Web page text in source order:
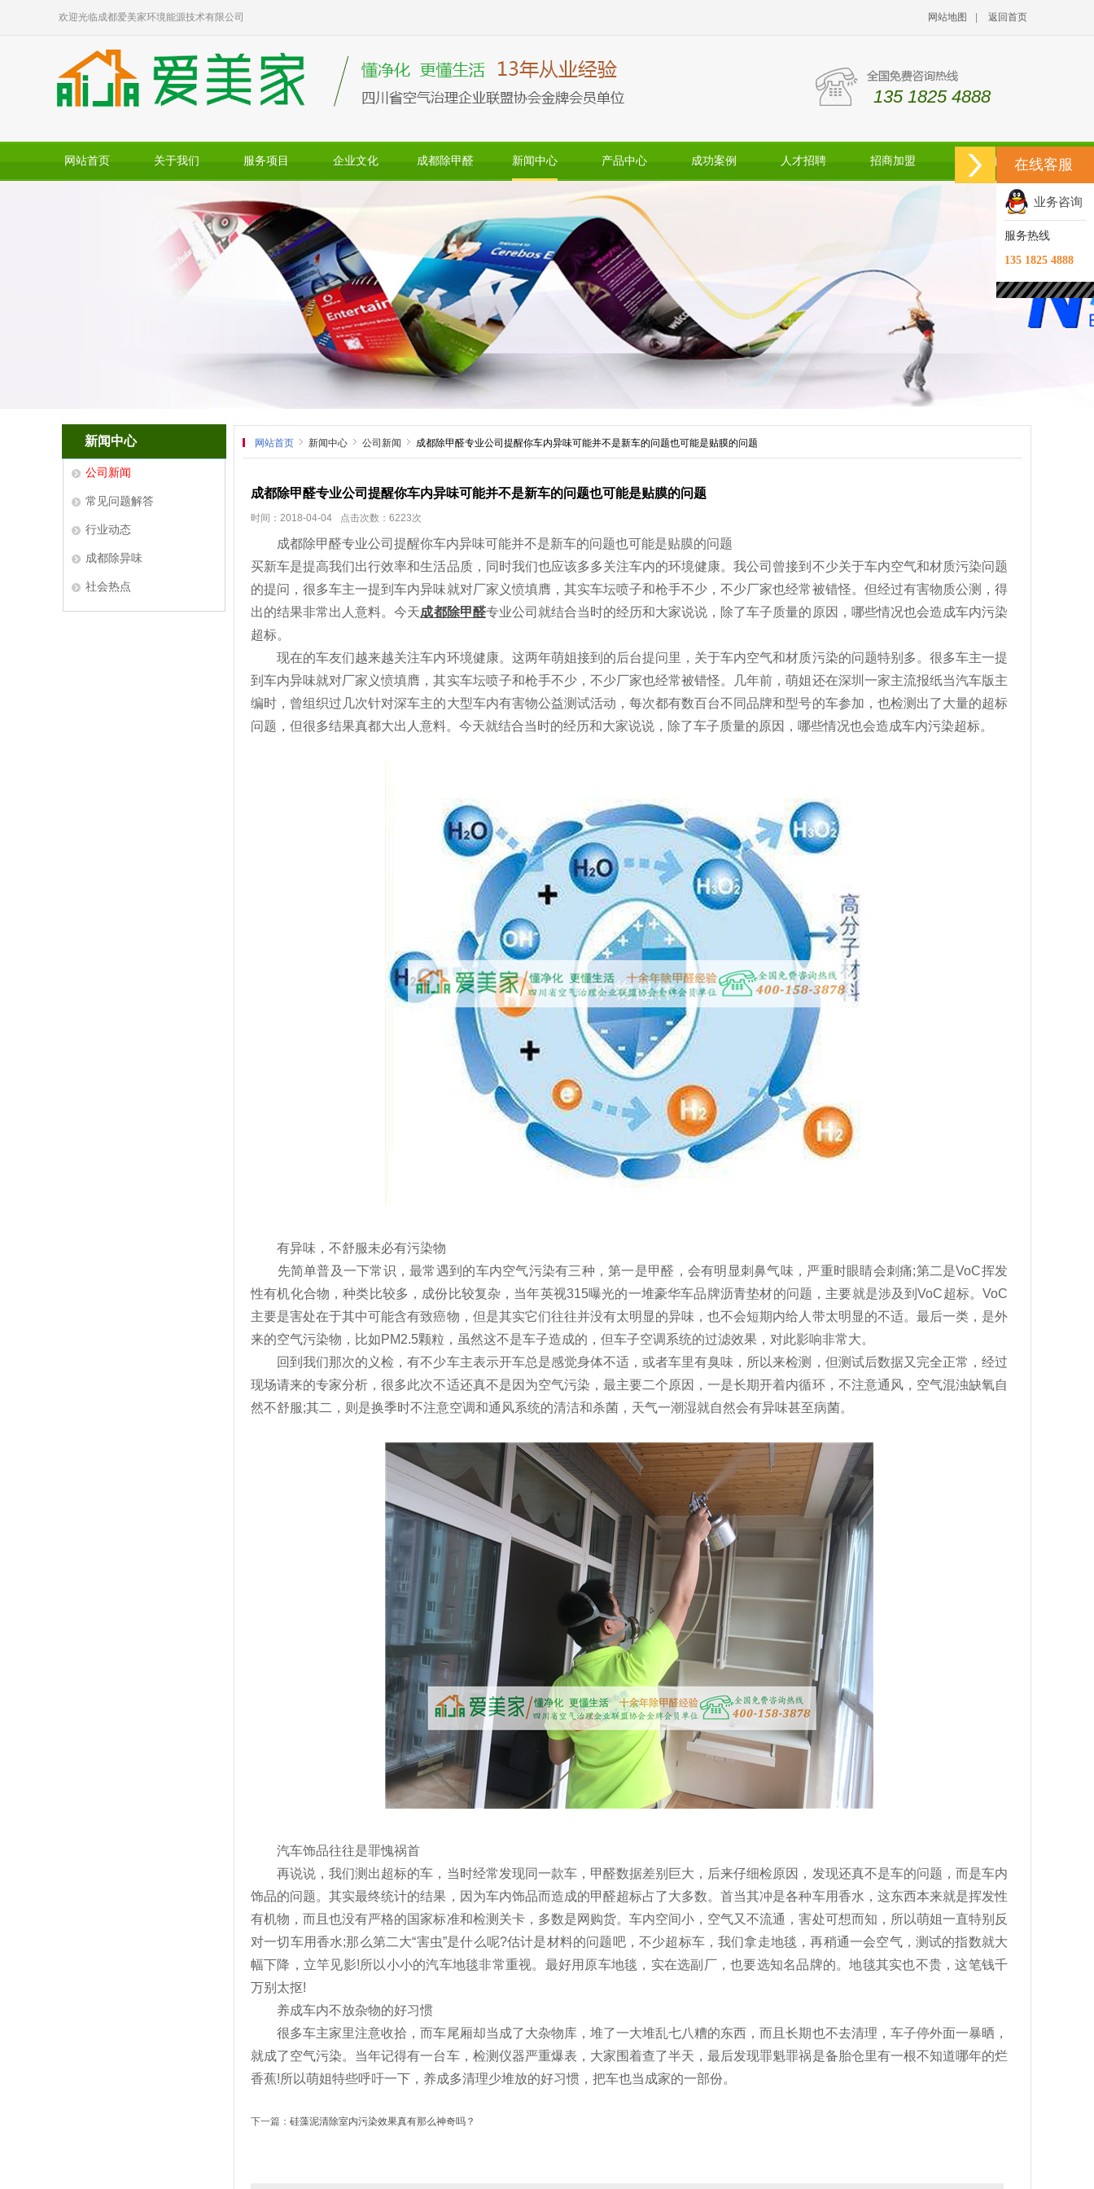
欢迎光临成都爱美家环境能源技术有限公司 网站地图 返回首页
135 1825 4888
网站首页 关于我们 服务项目 企业文化 成都除甲醛 新闻中心 产品中心 成功案例 人才招聘 招商加盟 联系我们
新闻中心
公司新闻
常见问题解答
行业动态
成都除异味
社会热点
网站首页 新闻中心 公司新闻 成都除甲醛专业公司提醒你车内异味可能并不是新车的问题也可能是贴膜的问题
成都除甲醛专业公司提醒你车内异味可能并不是新车的问题也可能是贴膜的问题
时间：2018-04-04 点击次数：6223次
成都除甲醛专业公司提醒你车内异味可能并不是新车的问题也可能是贴膜的问题
买新车是提高我们出行效率和生活品质，同时我们也应该多多关注车内的环境健康。我公司曾接到不少关于车内空气和材质污染问题
的提问，很多车主一提到车内异味就对厂家义愤填膺，其实车坛喷子和枪手不少，不少厂家也经常被错怪。但经过有害物质公测，得
出的结果非常出人意料。今天成都除甲醛专业公司就结合当时的经历和大家说说，除了车子质量的原因，哪些情况也会造成车内污染
超标。
现在的车友们越来越关注车内环境健康。这两年萌姐接到的后台提问里，关于车内空气和材质污染的问题特别多。很多车主一提
到车内异味就对厂家义愤填膺，其实车坛喷子和枪手不少，不少厂家也经常被错怪。几年前，萌姐还在深圳一家主流报纸当汽车版主
编时，曾组织过几次针对深车主的大型车内有害物公益测试活动，每次都有数百台不同品牌和型号的车参加，也检测出了大量的超标
问题，但很多结果真都大出人意料。今天就结合当时的经历和大家说说，除了车子质量的原因，哪些情况也会造成车内污染超标。
有异味，不舒服未必有污染物
先简单普及一下常识，最常遇到的车内空气污染有三种，第一是甲醛，会有明显刺鼻气味，严重时眼睛会刺痛;第二是VoC挥发
性有机化合物，种类比较多，成份比较复杂，当年英视315曝光的一堆豪华车品牌沥青垫材的问题，主要就是涉及到VoC超标。VoC
主要是害处在于其中可能含有致癌物，但是其实它们往往并没有太明显的异味，也不会短期内给人带太明显的不适。最后一类，是外
来的空气污染物，比如PM2.5颗粒，虽然这不是车子造成的，但车子空调系统的过滤效果，对此影响非常大。
回到我们那次的义检，有不少车主表示开车总是感觉身体不适，或者车里有臭味，所以来检测，但测试后数据又完全正常，经过
现场请来的专家分析，很多此次不适还真不是因为空气污染，最主要二个原因，一是长期开着内循环，不注意通风，空气混浊缺氧自
然不舒服;其二，则是换季时不注意空调和通风系统的清洁和杀菌，天气一潮湿就自然会有异味甚至病菌。
汽车饰品往往是罪愧祸首
再说说，我们测出超标的车，当时经常发现同一款车，甲醛数据差别巨大，后来仔细检原因，发现还真不是车的问题，而是车内
饰品的问题。其实最终统计的结果，因为车内饰品而造成的甲醛超标占了大多数。首当其冲是各种车用香水，这东西本来就是挥发性
有机物，而且也没有严格的国家标准和检测关卡，多数是网购货。车内空间小，空气又不流通，害处可想而知，所以萌姐一直特别反
对一切车用香水;那么第二大“害虫”是什么呢?估计是材料的问题吧，不少超标车，我们拿走地毯，再稍通一会空气，测试的指数就大
幅下降，立竿见影!所以小小的汽车地毯非常重视。最好用原车地毯，实在选副厂，也要选知名品牌的。地毯其实也不贵，这笔钱千
万别太抠!
养成车内不放杂物的好习惯
很多车主家里注意收拾，而车尾厢却当成了大杂物库，堆了一大堆乱七八糟的东西，而且长期也不去清理，车子停外面一暴晒，
就成了空气污染。当年记得有一台车，检测仪器严重爆表，大家围着查了半天，最后发现罪魁罪祸是备胎仓里有一根不知道哪年的烂
香蕉!所以萌姐特些呼吁一下，养成多清理少堆放的好习惯，把车也当成家的一部份。
下一篇： 硅藻泥清除室内污染效果真有那么神奇吗？
在线客服
业务咨询
服务热线
135 1825 4888